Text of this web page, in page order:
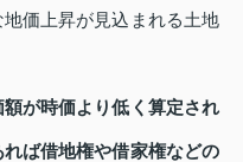
価上昇が見込まれる土地
が時価より低く算定され
ば借地権や借家権などの